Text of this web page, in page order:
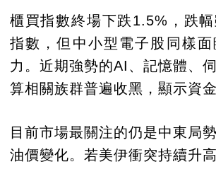
櫃買指數終場下跌1.5%，跌
指數，但中小型電子股同樣
力。近期強勢的AI、記憶體、
算相關族群普遍收黑，顯示資金
目前市場最關注的仍是中東局
油價變化。若美伊衝突持續升